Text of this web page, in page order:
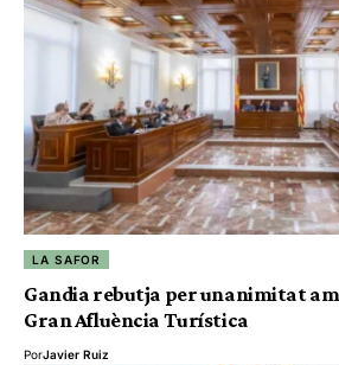
LA SAFOR
Gandia rebutja per unanimitat
Gran Afluència Turística
PorJavier Ruiz